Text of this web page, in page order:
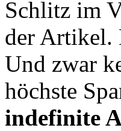
Schlitz im
der Artikel.
Und zwar
höchste
indefinite